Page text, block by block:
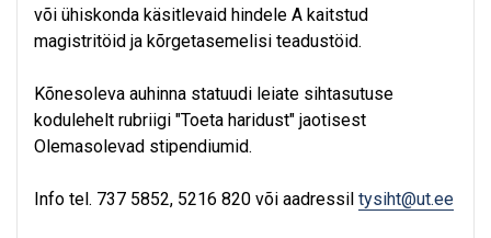
või ühiskonda käsitlevaid hindele A kaitstud
magistritöid ja kõrgetasemelisi teadustöid.
Kõnesoleva auhinna statuudi leiate sihtasutuse
kodulehelt rubriigi "Toeta haridust" jaotisest
Olemasolevad stipendiumid.
Info tel. 737 5852, 5216 820 või aadressil tysiht@ut.ee